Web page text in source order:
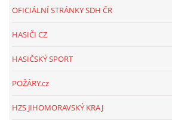
OFICIÁLNÍ STRÁNKY SDH ČR
HASIČI CZ
HASIČSKÝ SPORT
POŽÁRY.cz
HZS JIHOMORAVSKÝ KRAJ